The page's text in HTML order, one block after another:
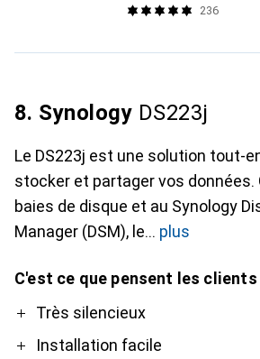
236
8. Synology DS223j
Le DS223j est une solution tout-
stocker et partager vos données.
baies de disque et au Synology
Manager (DSM), le
plus
C'est ce que pensent les clients
ProTrès silencieux
Installation facile
Contre